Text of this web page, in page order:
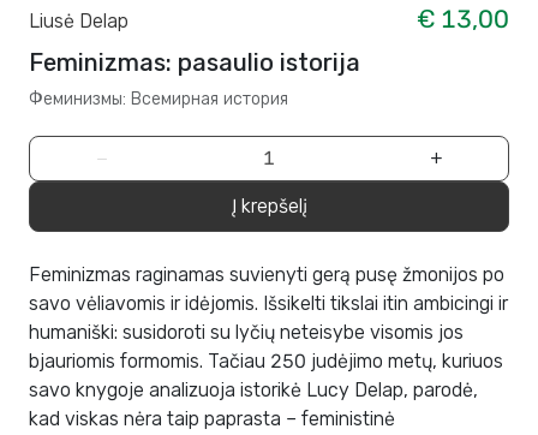
Liusė Delap
€ 13,00
Feminizmas: pasaulio istorija
Феминизмы: Всемирная история
− +
Į krepšelį
Feminizmas raginamas suvienyti gerą pusę žmonijos po
savo vėliavomis ir idėjomis. Išsikelti tikslai itin ambicingi ir
humaniški: susidoroti su lyčių neteisybe visomis jos
bjauriomis formomis. Tačiau 250 judėjimo metų, kuriuos
savo knygoje analizuoja istorikė Lucy Delap, parodė,
kad viskas nėra taip paprasta – feministinė